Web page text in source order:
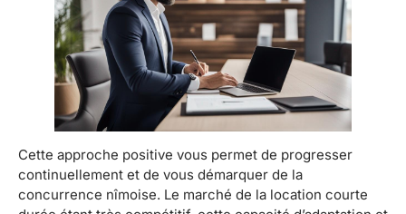
Cette approche positive vous permet de progresser
continuellement et de vous démarquer de la
concurrence nîmoise. Le marché de la location courte